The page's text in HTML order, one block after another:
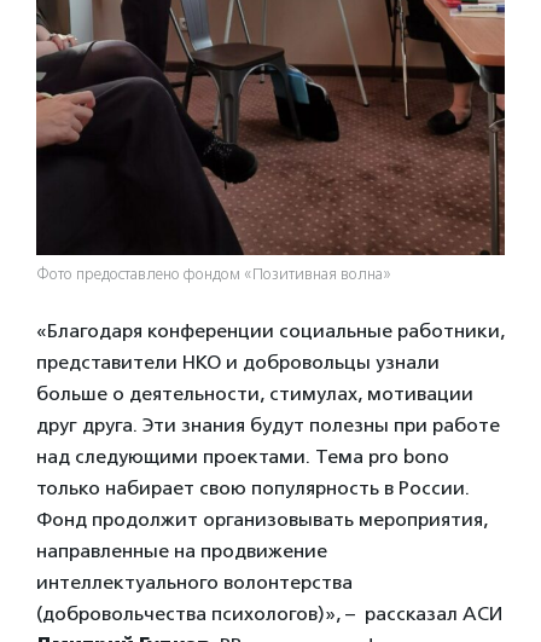
Фото предоставлено фондом «Позитивная волна»
«Благодаря конференции социальные работники,
представители НКО и добровольцы узнали
больше о деятельности, стимулах, мотивации
друг друга. Эти знания будут полезны при работе
над следующими проектами. Тема pro bono
только набирает свою популярность в России.
Фонд продолжит организовывать мероприятия,
направленные на продвижение
интеллектуального волонтерства
(добровольчества психологов)», – рассказал АСИ